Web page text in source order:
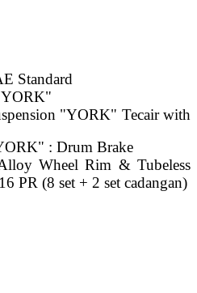
Standard
"YORK" Tecair with
: Drum Brake
Wheel Rim & Tubeless
PR (8 set + 2 set cadangan)